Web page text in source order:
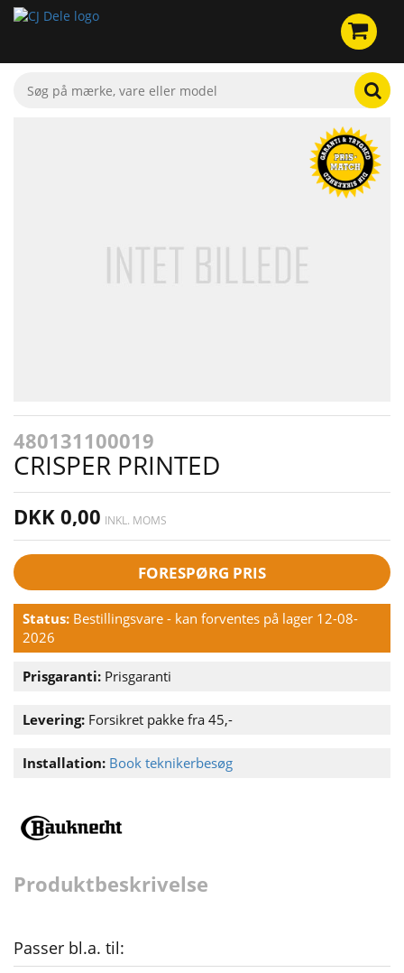
480131100019
CRISPER PRINTED
DKK 0,00 INKL. MOMS
FORESPØRG PRIS
Status: Bestillingsvare - kan forventes på lager 12-08-
2026
Prisgaranti: Prisgaranti
Levering: Forsikret pakke fra 45,-
Installation: Book teknikerbesøg
Produktbeskrivelse
Passer bl.a. til: